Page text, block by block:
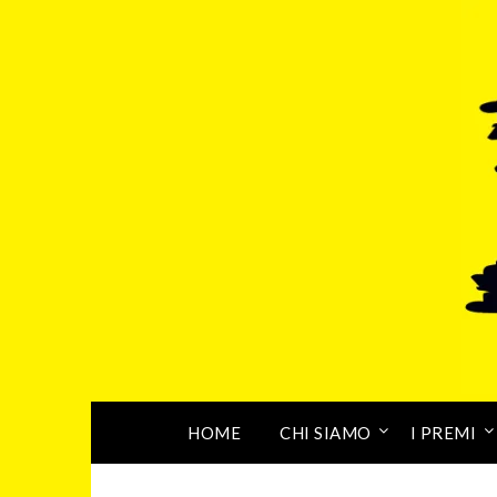
HOME CHI SIAMO I PREMI